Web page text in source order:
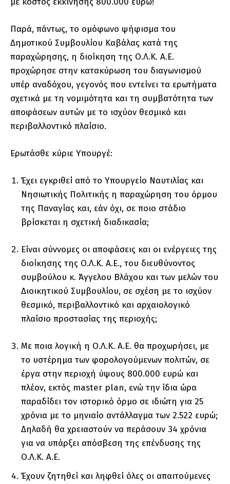
Παρά, πάντως, το ομόφωνο ψήφισμα του
Δημοτικού Συμβουλίου Καβάλας κατά της
παραχώρησης, η διοίκηση της Ο.Λ.Κ. Α.Ε.
προχώρησε στην κατακύρωση του διαγωνισμού
υπέρ αναδόχου, γεγονός που εντείνει τα ερωτήματα
σχετικά με τη νομιμότητα και τη συμβατότητα των
αποφάσεων αυτών με το ισχύον θεσμικό και
περιβαλλοντικό πλαίσιο.
Ερωτάσθε κύριε Υπουργέ:
Έχει εγκριθεί από το Υπουργείο Ναυτιλίας και
Νησιωτικής Πολιτικής η παραχώρηση του όρμου
της Παναγίας και, εάν όχι, σε ποιο στάδιο
βρίσκεται η σχετική διαδικασία;
Είναι σύννομες οι αποφάσεις και οι ενέργειες της
διοίκησης της Ο.Λ.Κ. Α.Ε., του διευθύνοντος
συμβούλου κ. Άγγελου Βλάχου και των μελών του
Διοικητικού Συμβουλίου, σε σχέση με το ισχύον
θεσμικό, περιβαλλοντικό και αρχαιολογικό
πλαίσιο προστασίας της περιοχής;
Με ποια λογική η Ο.Λ.Κ. Α.Ε. θα προχωρήσει, με
το υστέρημα των φορολογούμενων πολιτών, σε
έργα στην περιοχή ύψους 800.000 ευρώ και
πλέον, εκτός master plan, ενώ την ίδια ώρα
παραδίδει τον ιστορικό όρμο σε ιδιώτη για 25
χρόνια με το μηνιαίο αντάλλαγμα των 2.522 ευρώ;
Δηλαδή θα χρειαστούν να περάσουν 34 χρόνια
για να υπάρξει απόσβεση της επένδυσης της
Ο.Λ.Κ. Α.Ε.
Έχουν ζητηθεί και ληφθεί όλες οι απαιτούμενες